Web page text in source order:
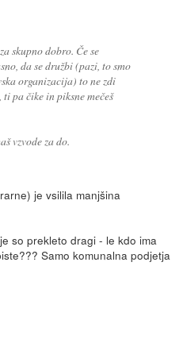
skupno dobro. Če se
da se družbi (pazi, to smo
organizacija) to ne zdi
pa čike in piksne mečeš
vzvode za do.
je vsilila manjšina
so prekleto dragi - le kdo ima
Samo komunalna podjetja